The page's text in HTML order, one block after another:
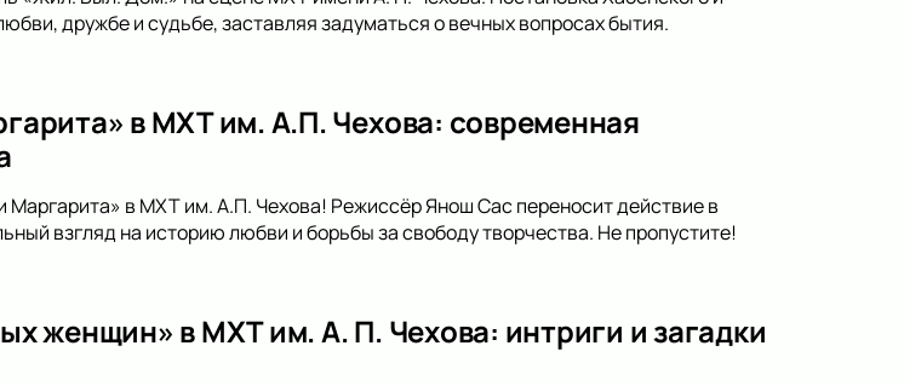
дружбе и судьбе, заставляя задуматься о вечных вопросах бытия.
в МХТ им. А.П. Чехова: современная
Маргарита» в МХТ им. А.П. Чехова! Режиссёр Янош Сас переносит действие в
взгляд на историю любви и борьбы за свободу творчества. Не пропустите!
женщин» в МХТ им. А. П. Чехова: интриги и загадки